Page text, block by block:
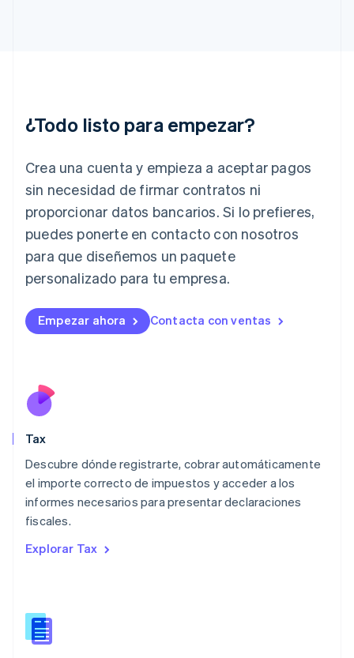
¿Todo listo para empezar?
Crea una cuenta y empieza a aceptar pagos
sin necesidad de firmar contratos ni
proporcionar datos bancarios. Si lo prefieres,
puedes ponerte en contacto con nosotros
para que diseñemos un paquete
personalizado para tu empresa.
Empezar ahora Contacta con ventas
Tax
Descubre dónde registrarte, cobrar automáticamente
el importe correcto de impuestos y acceder a los
informes necesarios para presentar declaraciones
fiscales.
Explorar Tax
Hungría
English
Irlanda
Italia
ItalianoEnglish
Japón
English
Letonia
Liechtenstein
DeutschEnglish
Français
Malasia
English
México
Español
Noruega
English
Nueva Zelandia
English
English
Portugal